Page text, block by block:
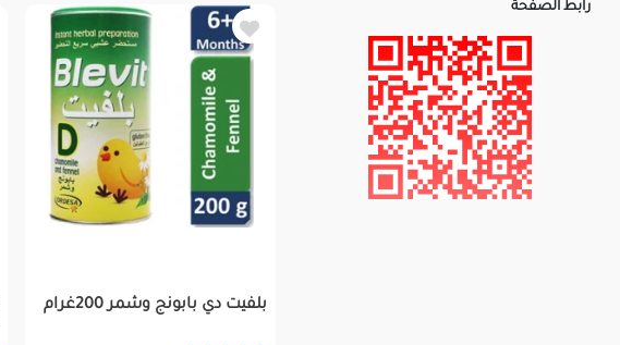
رابط الصفحة
بلفيت دي بابونج وشمر 200غرام